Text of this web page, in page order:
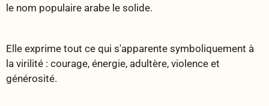
le nom populaire arabe le solide.
Elle exprime tout ce qui s'apparente symboliquement à
la virilité : courage, énergie, adultère, violence et
générosité.